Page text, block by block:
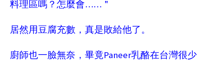
料理區嗎？怎麼會…… ＂
居然用豆腐充數，真是敗給他了。
廚師也一臉無奈，畢竟Paneer乳酪在台灣很少